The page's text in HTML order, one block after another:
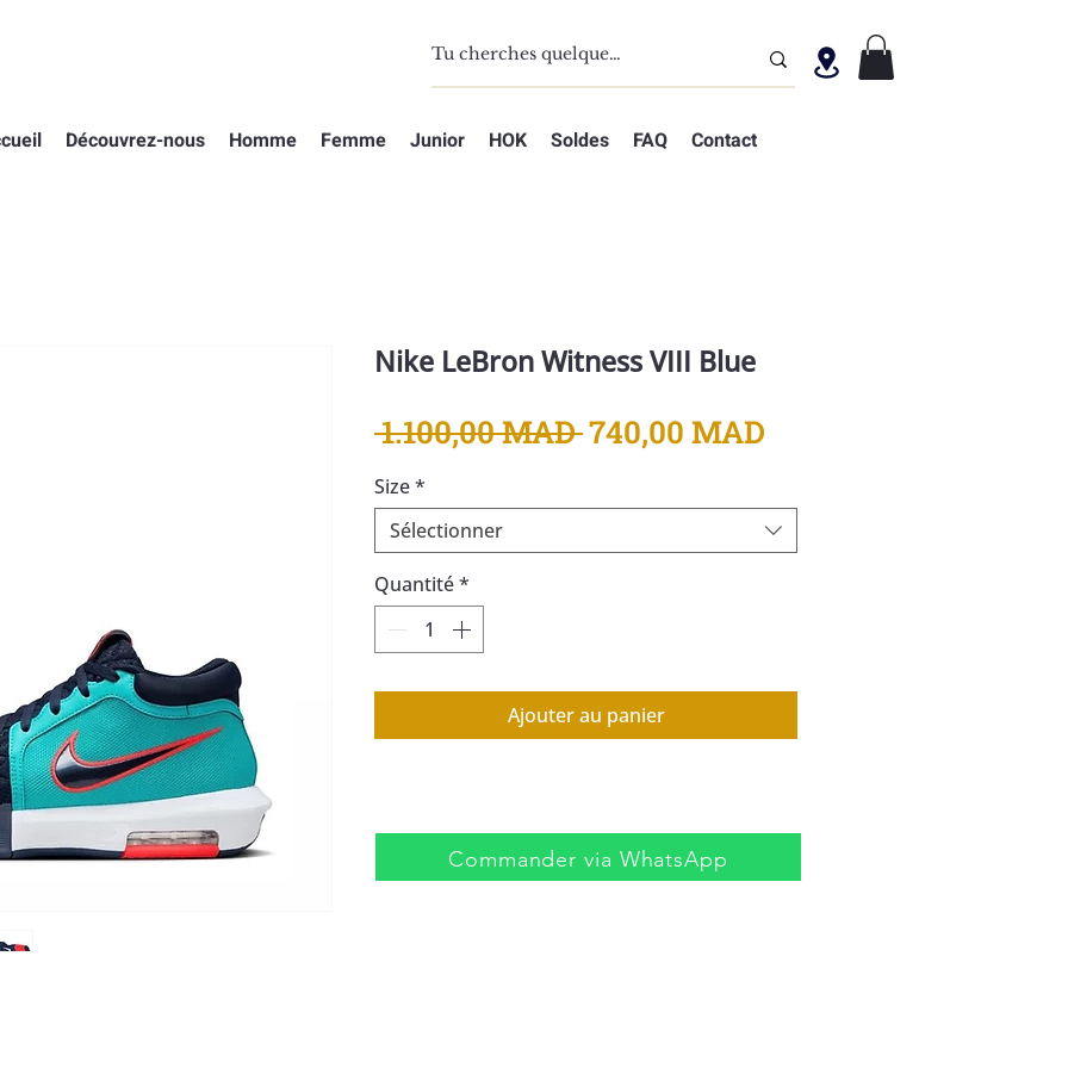
Découvrez-nous Homme Femme Junior HOK Soldes FAQ Contact
Nike LeBron Witness VIII Blue
1.100,00 MAD Prix
740,00 MAD
Size*
Sélectionner
Quantité*
Ajouter au panier
Commander via WhatsApp